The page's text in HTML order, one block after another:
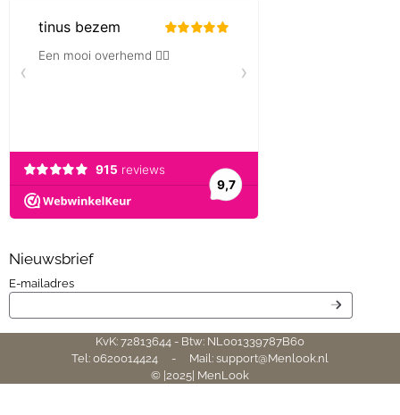
Nieuwsbrief
E-mailadresVul je e-mailadres in voor de nieuwsbrief
KvK: 72813644 - Btw: NL001339787B60
Tel: 0620014424 - Mail: support@Menlook.nl
© |2025| MenLook